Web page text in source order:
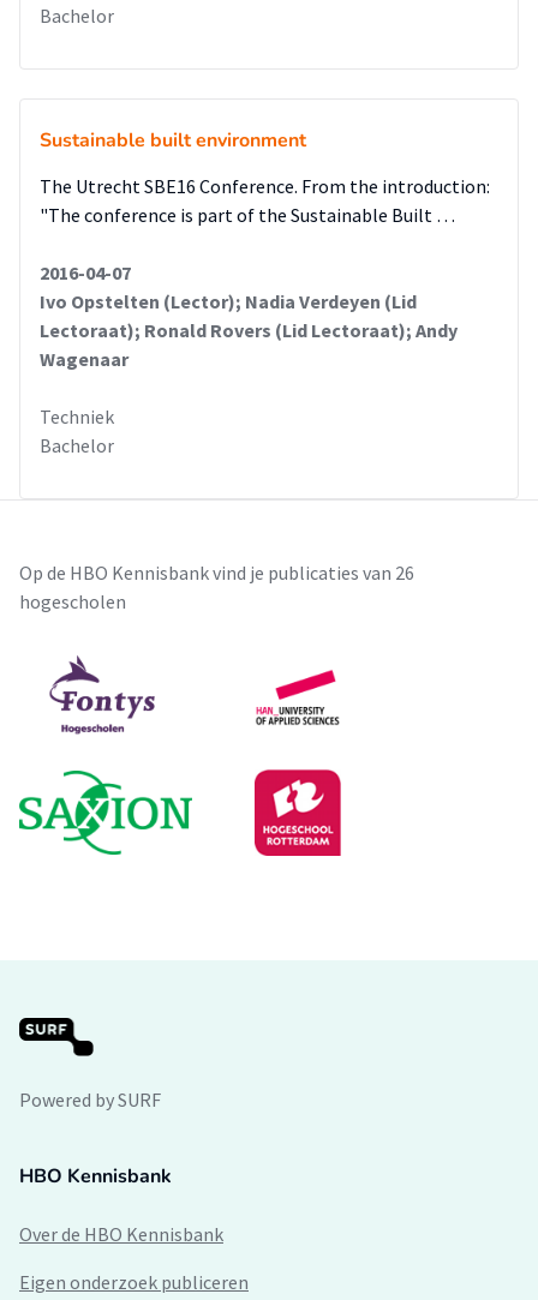
Bachelor
Sustainable built environment
The Utrecht SBE16 Conference. From the introduction:
"The conference is part of the Sustainable Built …
2016-04-07
Ivo Opstelten (Lector); Nadia Verdeyen (Lid
Lectoraat); Ronald Rovers (Lid Lectoraat); Andy
Wagenaar
Techniek
Bachelor
Op de HBO Kennisbank vind je publicaties van 26
hogescholen
Powered by SURF
HBO Kennisbank
Over de HBO Kennisbank
Eigen onderzoek publiceren